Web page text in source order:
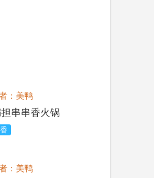
：美鸭
串串香火锅
：美鸭